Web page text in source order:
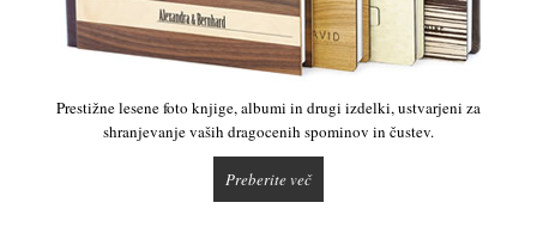
Prestižne lesene foto knjige, albumi in drugi izdelki, ustvarjeni za
shranjevanje vaših dragocenih spominov in čustev.
Preberite več